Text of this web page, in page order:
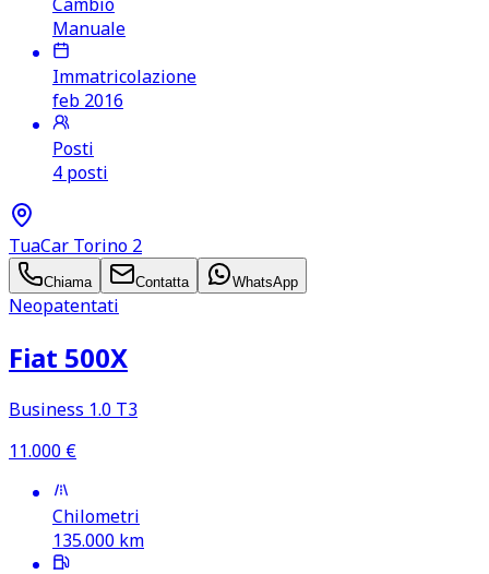
Manuale
Immatricolazione
feb 2016
Posti
4 posti
TuaCar Torino 2
Chiama Contatta WhatsApp
Neopatentati
Fiat 500X
Business 1.0 T3
11.000 €
Chilometri
135.000 km